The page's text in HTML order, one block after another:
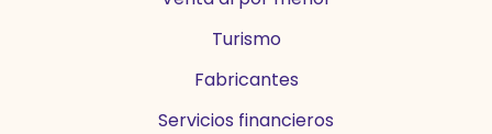
Turismo
Fabricantes
Servicios financieros